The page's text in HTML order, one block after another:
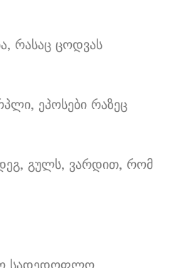
რასაც ცოდვას
ეპოსები რაზეც
გულს, ვარდით, რომ
სადედოფლო